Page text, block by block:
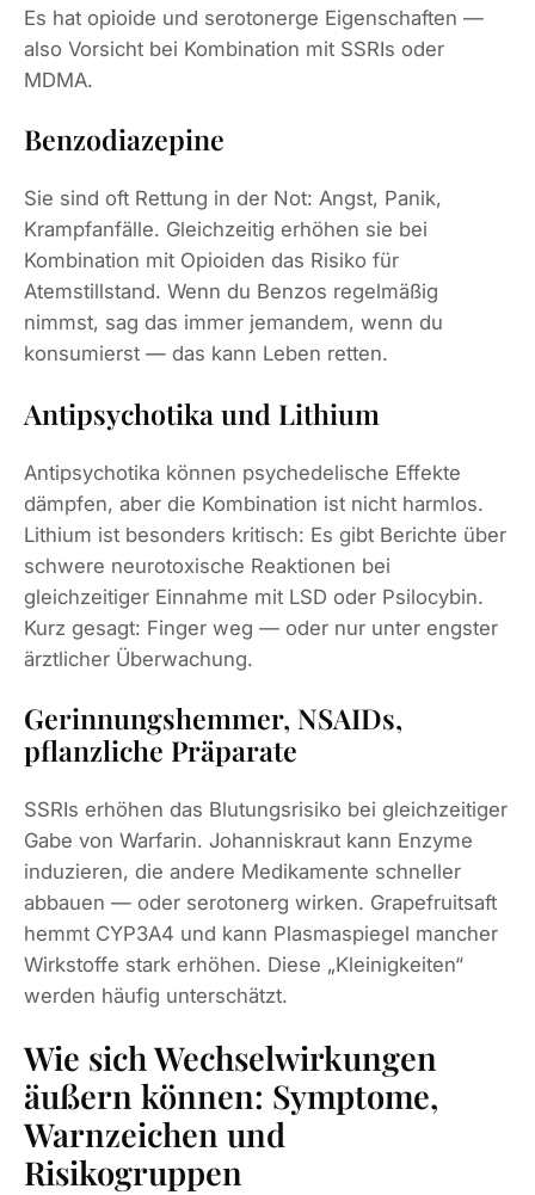
Es hat opioide und serotonerge Eigenschaften —
also Vorsicht bei Kombination mit SSRIs oder
MDMA.
Benzodiazepine
Sie sind oft Rettung in der Not: Angst, Panik,
Krampfanfälle. Gleichzeitig erhöhen sie bei
Kombination mit Opioiden das Risiko für
Atemstillstand. Wenn du Benzos regelmäßig
nimmst, sag das immer jemandem, wenn du
konsumierst — das kann Leben retten.
Antipsychotika und Lithium
Antipsychotika können psychedelische Effekte
dämpfen, aber die Kombination ist nicht harmlos.
Lithium ist besonders kritisch: Es gibt Berichte über
schwere neurotoxische Reaktionen bei
gleichzeitiger Einnahme mit LSD oder Psilocybin.
Kurz gesagt: Finger weg — oder nur unter engster
ärztlicher Überwachung.
Gerinnungshemmer, NSAIDs,
pflanzliche Präparate
SSRIs erhöhen das Blutungsrisiko bei gleichzeitiger
Gabe von Warfarin. Johanniskraut kann Enzyme
induzieren, die andere Medikamente schneller
abbauen — oder serotonerg wirken. Grapefruitsaft
hemmt CYP3A4 und kann Plasmaspiegel mancher
Wirkstoffe stark erhöhen. Diese „Kleinigkeiten“
werden häufig unterschätzt.
Wie sich Wechselwirkungen
äußern können: Symptome,
Warnzeichen und
Risikogruppen